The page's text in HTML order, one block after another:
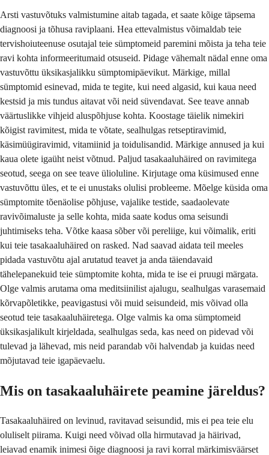
Arsti vastuvõtuks valmistumine aitab tagada, et saate kõige täpsema
diagnoosi ja tõhusa raviplaani. Hea ettevalmistus võimaldab teie
tervishoiuteenuse osutajal teie sümptomeid paremini mõista ja teha teie
ravi kohta informeeritumaid otsuseid. Pidage vähemalt nädal enne oma
vastuvõttu üksikasjalikku sümptomipäevikut. Märkige, millal
sümptomid esinevad, mida te tegite, kui need algasid, kui kaua need
kestsid ja mis tundus aitavat või neid süvendavat. See teave annab
väärtuslikke vihjeid aluspõhjuse kohta. Koostage täielik nimekiri
kõigist ravimitest, mida te võtate, sealhulgas retseptiravimid,
käsimüügiravimid, vitamiinid ja toidulisandid. Märkige annused ja kui
kaua olete igaüht neist võtnud. Paljud tasakaaluhäired on ravimitega
seotud, seega on see teave ülioluline. Kirjutage oma küsimused enne
vastuvõttu üles, et te ei unustaks olulisi probleeme. Mõelge küsida oma
sümptomite tõenäolise põhjuse, vajalike testide, saadaolevate
ravivõimaluste ja selle kohta, mida saate kodus oma seisundi
juhtimiseks teha. Võtke kaasa sõber või pereliige, kui võimalik, eriti
kui teie tasakaaluhäired on rasked. Nad saavad aidata teil meeles
pidada vastuvõtu ajal arutatud teavet ja anda täiendavaid
tähelepanekuid teie sümptomite kohta, mida te ise ei pruugi märgata.
Olge valmis arutama oma meditsiinilist ajalugu, sealhulgas varasemaid
kõrvapõletikke, peavigastusi või muid seisundeid, mis võivad olla
seotud teie tasakaaluhäiretega. Olge valmis ka oma sümptomeid
üksikasjalikult kirjeldada, sealhulgas seda, kas need on pidevad või
tulevad ja lähevad, mis neid parandab või halvendab ja kuidas need
mõjutavad teie igapäevaelu.
Mis on tasakaaluhäirete peamine järeldus?
Tasakaaluhäired on levinud, ravitavad seisundid, mis ei pea teie elu
oluliselt piirama. Kuigi need võivad olla hirmutavad ja häirivad,
leiavad enamik inimesi õige diagnoosi ja ravi korral märkimisväärset